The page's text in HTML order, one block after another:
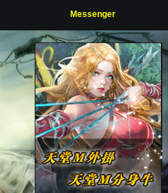
Messenger